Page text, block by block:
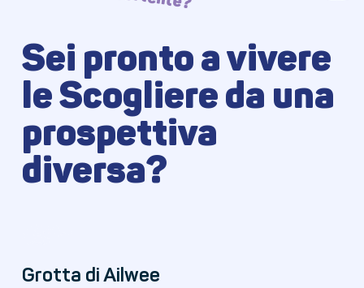
Sei pronto a vivere
le Scogliere da una
prospettiva
diversa?
Grotta di Ailwee